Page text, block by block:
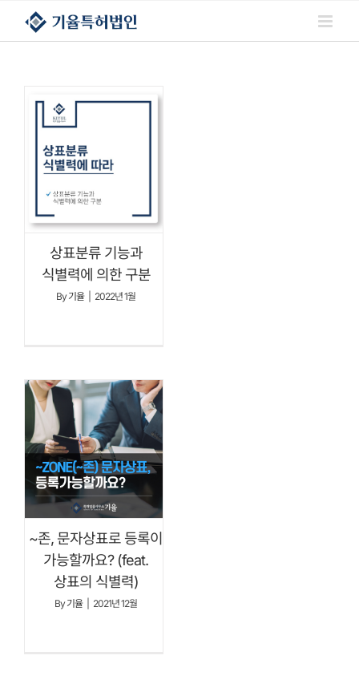
콘텐츠로
건너뛰기
상표분류 기능과
식별력에 의한 구분
By기율 2022년 1월
~존, 문자상표로 등록이
가능할까요? (feat.
상표의 식별력)
By기율 2021년 12월